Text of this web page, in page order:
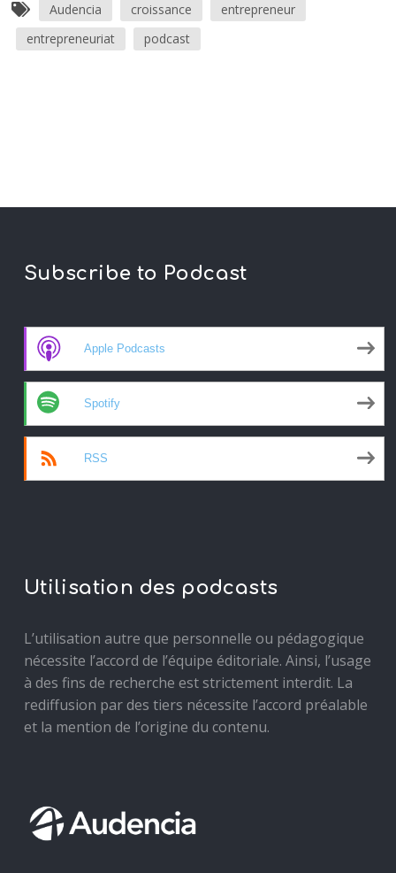
Audencia croissance
entrepreneur
entrepreneuriat
podcast
Subscribe to Podcast
Apple Podcasts
Spotify
RSS
Utilisation des podcasts
L’utilisation autre que personnelle ou pédagogique
nécessite l’accord de l’équipe éditoriale. Ainsi, l’usage
à des fins de recherche est strictement interdit. La
rediffusion par des tiers nécessite l’accord préalable
et la mention de l’origine du contenu.